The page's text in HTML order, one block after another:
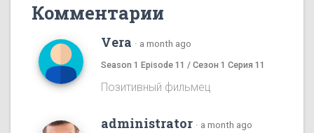
Комментарии
Vera · a month ago
Season 1 Episode 11 / Сезон 1 Серия 11
Позитивный фильмец
administrator · a month ago